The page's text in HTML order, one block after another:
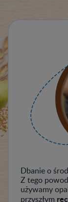
Dbanie o
Z tego
używamy
przyszłym